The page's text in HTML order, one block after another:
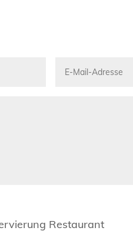
Restaurant